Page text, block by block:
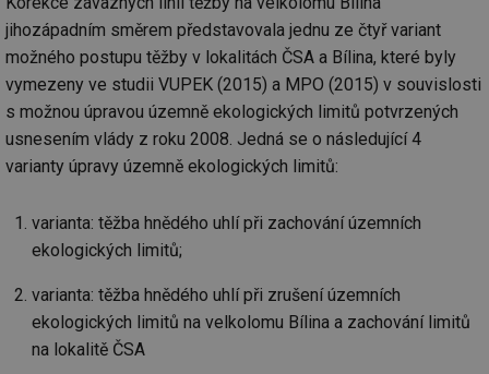
jihozápadním směrem představovala jednu ze čtyř variant
možného postupu těžby v lokalitách ČSA a Bílina, které byly
vymezeny ve studii VUPEK (2015) a MPO (2015) v souvislosti
s možnou úpravou územně ekologických limitů potvrzených
usnesením vlády z roku 2008. Jedná se o následující 4
varianty úpravy územně ekologických limitů:
varianta: těžba hnědého uhlí při zachování územních
ekologických limitů;
varianta: těžba hnědého uhlí při zrušení územních
ekologických limitů na velkolomu Bílina a zachování limitů
na lokalitě ČSA